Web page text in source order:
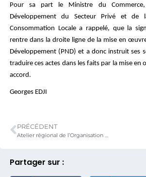
Partager sur :
Pour sa part le Ministre du
Développement du Secteur Privé et de
Consommation Locale a rappelé, que la
rentre dans la droite ligne de la mise en
Développement (PND) et a donc instruit ses
traduire ces actes dans les faits par la mise
accord.
Georges EDJI
PRÉCÉDENT